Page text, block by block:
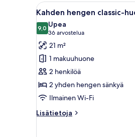
Avaa
kaikki
huonetyypin
Kahden
hengen
classic-
huone
(kaksi
sänkyä)
kuvat
4
Kahden hengen classic-
9,09,0 kautta 10
Upea
36 arvostelua
(36
arvostelua)
21 m²
1 makuuhuone
2 henkilöä
2 yhden hengen sänkyä
Ilmainen Wi-Fi
Lisätietoja
Lisätietoja